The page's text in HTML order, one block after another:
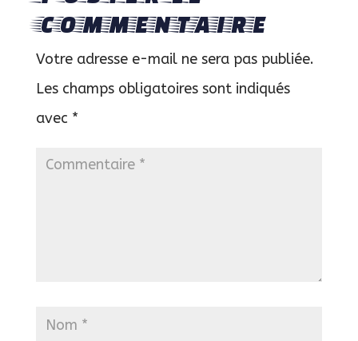
commentaire
Votre adresse e-mail ne sera pas publiée.
Les champs obligatoires sont indiqués
avec *